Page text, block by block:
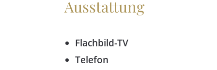
Ausstattung
Flachbild-TV
Telefon